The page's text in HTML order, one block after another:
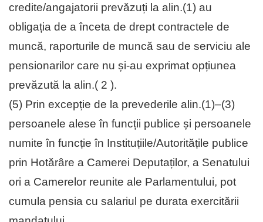
credite/angajatorii prevăzuți la alin.(1) au
obligația de a înceta de drept contractele de
muncă, raporturile de muncă sau de serviciu ale
pensionarilor care nu și-au exprimat opțiunea
prevăzută la alin.( 2 ).
(5) Prin excepție de la prevederile alin.(1)–(3)
persoanele alese în funcții publice și persoanele
numite în funcție în Instituțiile/Autoritățile publice
prin Hotărâre a Camerei Deputaților, a Senatului
ori a Camerelor reunite ale Parlamentului, pot
cumula pensia cu salariul pe durata exercitării